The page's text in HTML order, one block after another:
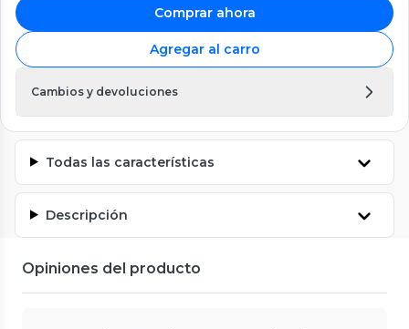
Comprar ahora
Agregar al carro
Cambios y devoluciones
Todas las características
Descripción
Opiniones del producto